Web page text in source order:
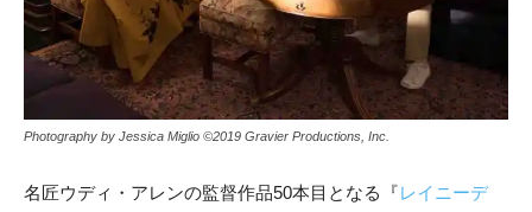
Photography by Jessica Miglio ©︎2019 Gravier Productions, Inc.
名匠ウディ・アレンの監督作品50本目となる『レイニーデ